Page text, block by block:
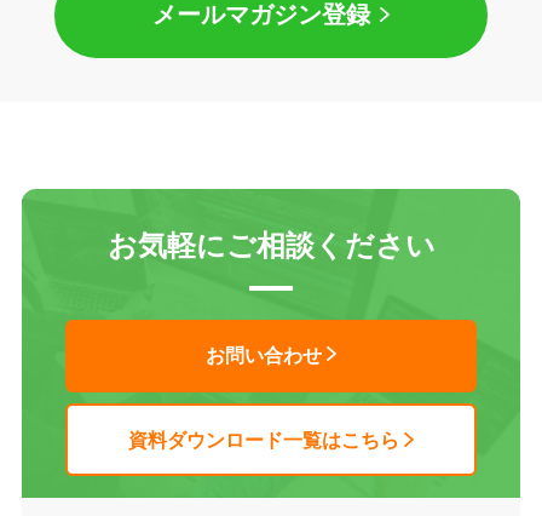
メールマガジン登録
お気軽にご相談ください
お問い合わせ
資料ダウンロード一覧はこちら